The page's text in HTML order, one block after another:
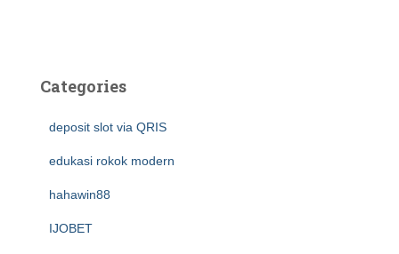
Categories
deposit slot via QRIS
edukasi rokok modern
hahawin88
IJOBET